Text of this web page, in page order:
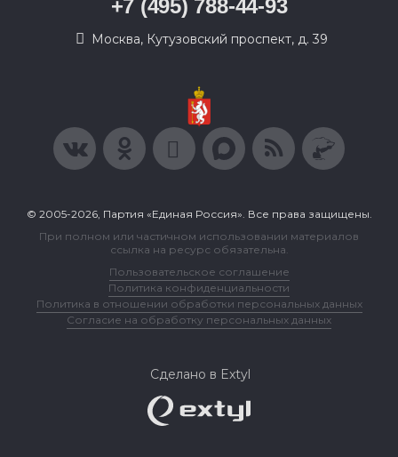
+7 (495) 788-44-93
Москва, Кутузовский проспект, д. 39
© 2005-2026, Партия «Единая Россия». Все права защищены.
При полном или частичном использовании материалов
ссылка на ресурс обязательна.
Пользовательское соглашение
Политика конфиденциальности
Политика в отношении обработки персональных данных
Согласие на обработку персональных данных
Сделано в Extyl